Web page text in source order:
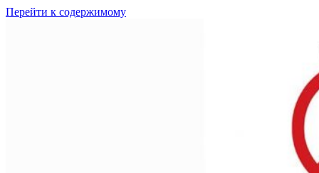
Перейти к содержимому